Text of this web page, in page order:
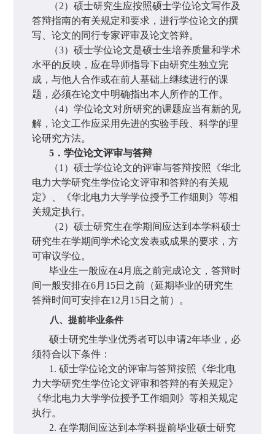
（2）硕士研究生应按照硕士学位论文写作及
答辩指南的有关规定和要求，进行学位论文的撰
写、论文的同行专家评审及论文答辩。
（3）硕士学位论文是硕士生培养质量和学术
水平的反映，应在导师指导下由研究生独立完
成，与他人合作或在前人基础上继续进行的课
题，必须在论文中明确指出本人所作的工作。
（4）学位论文对所研究的课题应当有新的见
解，论文工作应采用先进的实验手段、科学的理
论研究方法。
5 ．学位论文评审与答辩
（1）硕士学位论文的评审与答辩按照《华北
电力大学研究生学位论文评审和答辩的有关规
定》、《华北电力大学学位授予工作细则》等相
关规定执行。
（2）硕士研究生在学期间应达到本学科硕士
研究生在学期间学术论文发表或成果的要求，方
可审议学位。
毕业生一般应在4月底之前完成论文，答辩时
间一般安排在6月 15日之前（延期毕业的研究生
答辩时间可安排在12月 15日之前）。
八、提前毕业条件
硕士研究生学业优秀者可以申请2年毕业，必
须符合以下条件：
1.硕士学位论文的评审与答辩按照《华北电
力大学研究生学位论文评审和答辩的有关规定》
《华北电力大学学位授予工作细则》等相关规定
执行。
2.在学期间应达到本学科提前毕业硕士研究